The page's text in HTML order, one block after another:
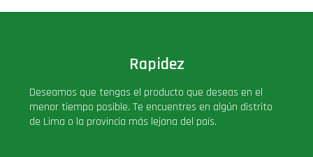
Rapidez
Deseamos que tengas el producto que deseas en el
menor tiempo posible. Te encuentres en algún distrito
de Lima o la provincia más lejana del país.